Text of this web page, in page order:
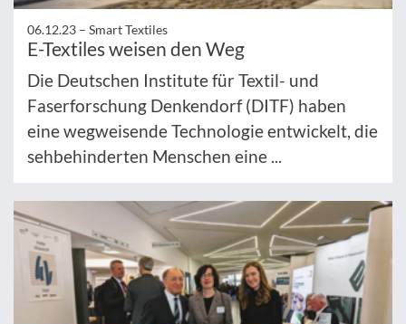
06.12.23 – Smart Textiles
E-Textiles weisen den Weg
Die Deutschen Institute für Textil- und
Faserforschung Denkendorf (DITF) haben
eine wegweisende Technologie entwickelt, die
sehbehinderten Menschen eine ...